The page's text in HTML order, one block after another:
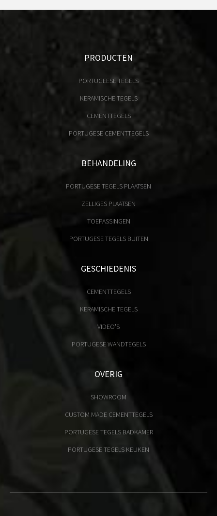
PRODUCTEN
PORTUGEESE TEGELS
KERAMISCHE TEGELS
CEMENTTEGELS
PORTUGESE CEMENTTEGELS
BEHANDELING
PORTUGESE TEGELS PLAATSEN
ZELLIGES PLAATSEN
TOEPASSINGEN
PORTUGESE TEGELS BUITEN
GESCHIEDENIS
CEMENTTEGELS
KERAMISCHE TEGELS
VIDEO'S
PORTUGESE WANDTEGELS
OVERIG
SHOWROOM
CUSTOM MADE CEMENTTEGELS
PORTUGESE TEGELS BADKAMER
PORTUGESE TEGELS KEUKEN